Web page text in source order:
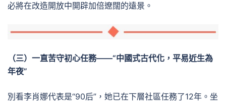
必將在改造開放中開辟加倍遼闊的遠景。
（三）一直苦守初心任務——“中國式古代化，平易近生為
年夜”
別看李肖娜代表是“90后”，她已在下層社區任務了12年。坐